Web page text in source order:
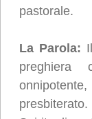
pastorale.
La Parola:
preghiera